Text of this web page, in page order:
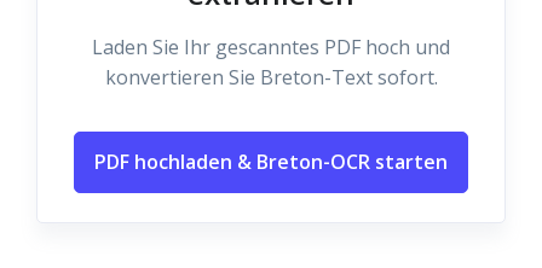
Laden Sie Ihr gescanntes PDF hoch und
konvertieren Sie Breton-Text sofort.
PDF hochladen & Breton-OCR starten